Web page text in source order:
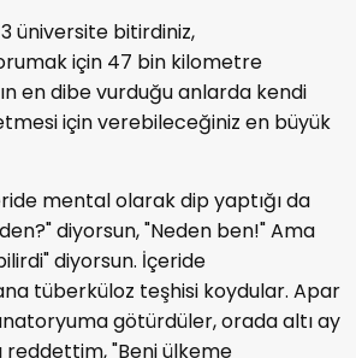
üniversite bitirdiniz,
için 47 bin kilometre
en dibe vurduğu anlarda kendi
için verebileceğiniz en büyük
mental olarak dip yaptığı da
diyorsun, "Neden ben!" Ama
diyorsun. İçeride
tüberküloz teşhisi koydular. Apar
götürdüler, orada altı ay
reddettim, "Beni ülkeme